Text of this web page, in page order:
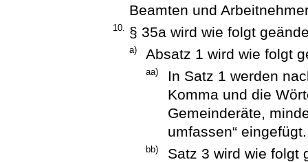
Beamten und
10. § 35a wird wie folgt
a) Absatz 1 wird wie folgt
aa)
In Satz 1 werden
Komma und die
Gemeinderäte,
umfassen“ eingefügt.
bb)
Satz 3 wird wie folgt